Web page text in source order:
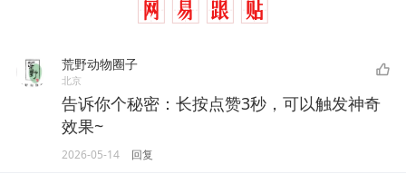
荒野动物圈子
北京
告诉你个秘密：长按点赞3秒，可以触发神奇
效果~
2026-05-14 回复